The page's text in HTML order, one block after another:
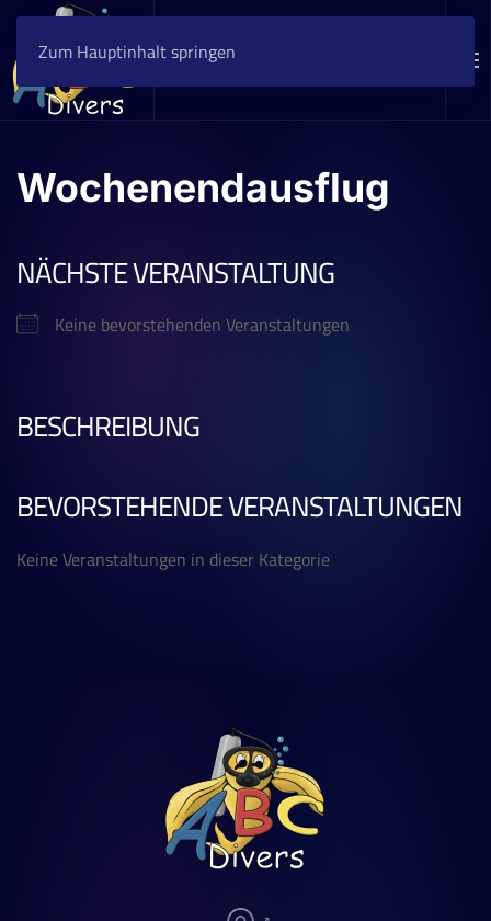
Zum Hauptinhalt springen
Wochenendausflug
NÄCHSTE VERANSTALTUNG
Keine bevorstehenden Veranstaltungen
BESCHREIBUNG
BEVORSTEHENDE VERANSTALTUNGEN
Keine Veranstaltungen in dieser Kategorie